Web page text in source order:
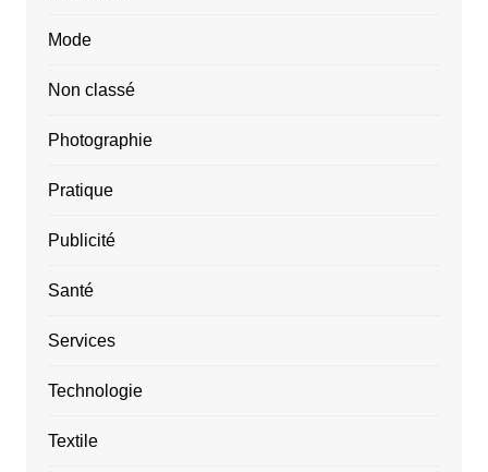
Mode
Non classé
Photographie
Pratique
Publicité
Santé
Services
Technologie
Textile